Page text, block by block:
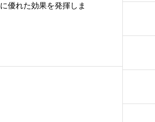
れた効果を発揮しま